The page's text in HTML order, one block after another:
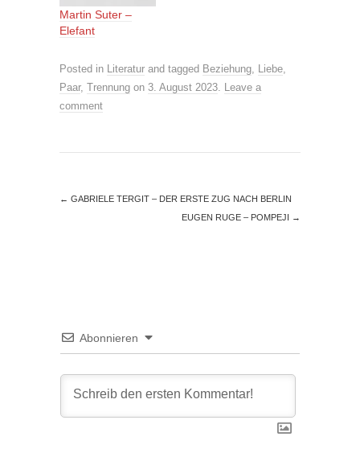
Martin Suter –
Elefant
Posted in Literatur and tagged Beziehung Liebe
Paar, Trennung on 3. August 2023
Leave a
comment
← GABRIELE TERGIT – DER ERSTE ZUG NACH BERLIN
EUGEN RUGE – POMPEJI →
Abonnieren